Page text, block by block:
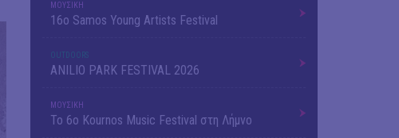
ΜΟΥΣΙΚΗ
16o Samos Young Artists Festival
OUTDΟORS
ANILIO PARK FESTIVAL 2026
ΜΟΥΣΙΚΗ
Το 6ο Kournos Music Festival στη Λήμνο